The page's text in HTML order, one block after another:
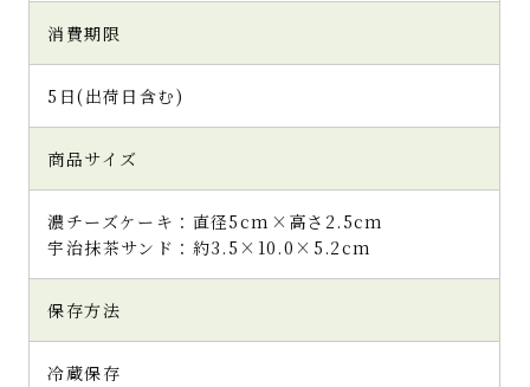
消費期限
5日(出荷日含む)
商品サイズ
濃チーズケーキ：直径5cm×高さ2.5cm
宇治抹茶サンド：約3.5×10.0×5.2cm
保存方法
冷蔵保存